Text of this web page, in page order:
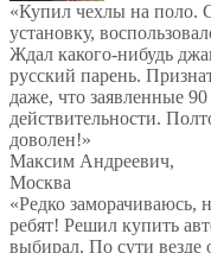
«Купил чехлы на поло.
установку,
Ждал какого-нибудь
русский парень.
даже, что заявленные
действительности.
доволен!»
Максим Андреевич,
Москва
«Редко заморачиваюсь,
ребят! Решил купить
выбирал. По сути везде